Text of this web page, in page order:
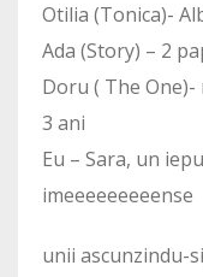
Otilia (Tonica)-
Ada (Story) – 2
Doru ( The
3 ani
Eu – Sara, un
imeeeeeeeeense
unii ascunzindu-